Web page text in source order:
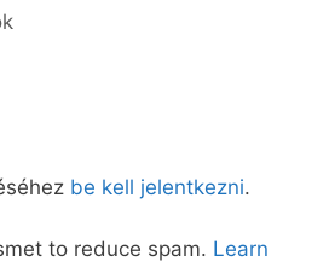
be kell jelentkezni.
to reduce spam. Learn